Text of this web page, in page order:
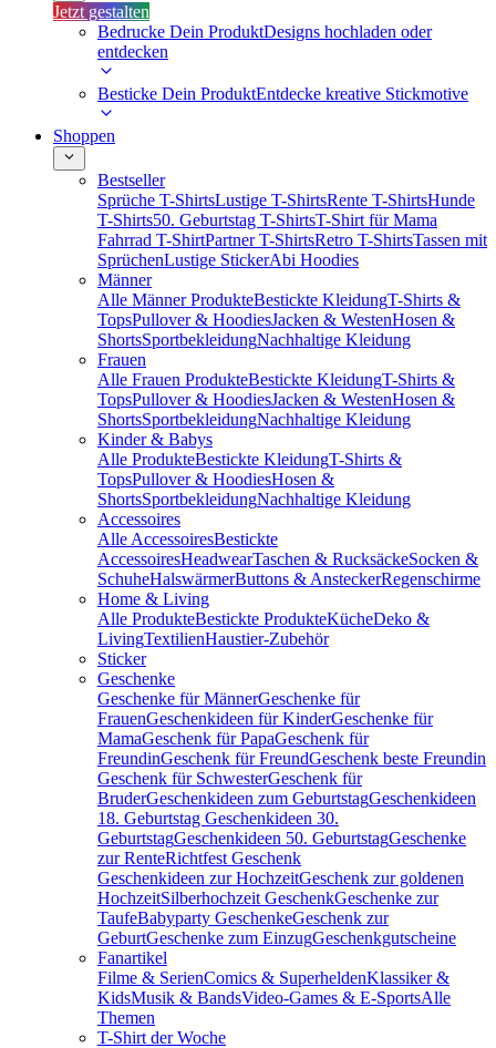
Jetzt gestalten
Bedrucke Dein ProduktDesigns hochladen oder
entdecken
Besticke Dein ProduktEntdecke kreative Stickmotive
Shoppen
Bestseller
Sprüche T-ShirtsLustige T-ShirtsRente T-ShirtsHunde
T-Shirts50. Geburtstag T-ShirtsT-Shirt für Mama
Fahrrad T-ShirtPartner T-ShirtsRetro T-ShirtsTassen mit
SprüchenLustige StickerAbi Hoodies
Männer
Alle Männer ProdukteBestickte KleidungT-Shirts &
TopsPullover & HoodiesJacken & WestenHosen &
ShortsSportbekleidungNachhaltige Kleidung
Frauen
Alle Frauen ProdukteBestickte KleidungT-Shirts &
TopsPullover & HoodiesJacken & WestenHosen &
ShortsSportbekleidungNachhaltige Kleidung
Kinder & Babys
Alle ProdukteBestickte KleidungT-Shirts &
TopsPullover & HoodiesHosen &
ShortsSportbekleidungNachhaltige Kleidung
Accessoires
Alle AccessoiresBestickte
AccessoiresHeadwearTaschen & RucksäckeSocken &
SchuheHalswärmerButtons & AnsteckerRegenschirme
Home & Living
Alle ProdukteBestickte ProdukteKücheDeko &
LivingTextilienHaustier-Zubehör
Sticker
Geschenke
Geschenke für MännerGeschenke für
FrauenGeschenkideen für KinderGeschenke für
MamaGeschenk für PapaGeschenk für
FreundinGeschenk für FreundGeschenk beste Freundin
Geschenk für SchwesterGeschenk für
BruderGeschenkideen zum GeburtstagGeschenkideen
18. Geburtstag Geschenkideen 30.
GeburtstagGeschenkideen 50. GeburtstagGeschenke
zur RenteRichtfest Geschenk
Geschenkideen zur HochzeitGeschenk zur goldenen
HochzeitSilberhochzeit GeschenkGeschenke zur
TaufeBabyparty GeschenkeGeschenk zur
GeburtGeschenke zum EinzugGeschenkgutscheine
Fanartikel
Filme & SerienComics & SuperheldenKlassiker &
KidsMusik & BandsVideo-Games & E-SportsAlle
Themen
T-Shirt der Woche